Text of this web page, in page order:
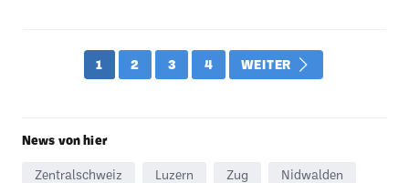
1 2 3 4 WEITER
News von hier
Zentralschweiz Luzern Zug Nidwalden